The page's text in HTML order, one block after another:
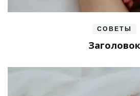
СОВЕТЫ
Заголовок